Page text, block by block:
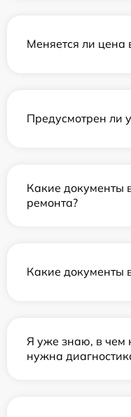
Меняется ли цена
Предусмотрен ли
Какие документы
ремонта?
Какие документы
Я уже знаю, в чем
нужна